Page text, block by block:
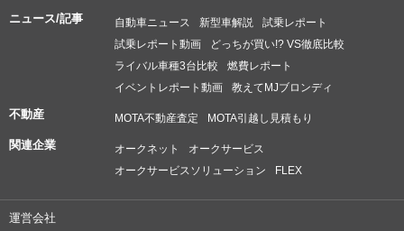
ニュース/記事 自動車ニュース 新型車解説
試乗レポート
試乗レポート動画
どっちが買い!? VS徹底比較
ライバル車種3台比較
燃費レポート
イベントレポート動画
教えてMJブロンディ
不動産 MOTA不動産査定 MOTA引越し見積もり
関連企業 オークネット
オークサービス
オークサービスソリューション
FLEX
運営会社